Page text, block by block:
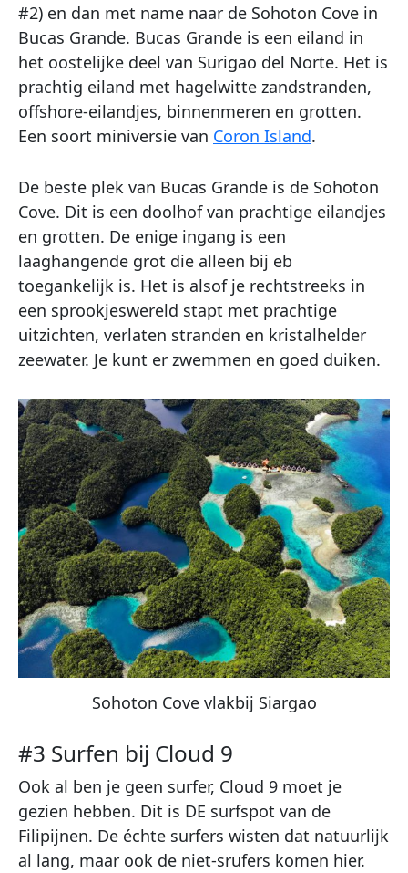
#2) en dan met name naar de Sohoton Cove in
Bucas Grande. Bucas Grande is een eiland in
het oostelijke deel van Surigao del Norte. Het is
prachtig eiland met hagelwitte zandstranden,
offshore-eilandjes, binnenmeren en grotten.
Een soort miniversie van Coron Island.
De beste plek van Bucas Grande is de Sohoton
Cove. Dit is een doolhof van prachtige eilandjes
en grotten. De enige ingang is een
laaghangende grot die alleen bij eb
toegankelijk is. Het is alsof je rechtstreeks in
een sprookjeswereld stapt met prachtige
uitzichten, verlaten stranden en kristalhelder
zeewater. Je kunt er zwemmen en goed duiken.
Sohoton Cove vlakbij Siargao
#3 Surfen bij Cloud 9
Ook al ben je geen surfer, Cloud 9 moet je
gezien hebben. Dit is DE surfspot van de
Filipijnen. De échte surfers wisten dat natuurlijk
al lang, maar ook de niet-srufers komen hier.